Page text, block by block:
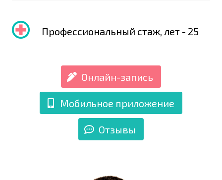
Профессиональный стаж, лет - 25
Онлайн-запись
Мобильное приложение
Отзывы